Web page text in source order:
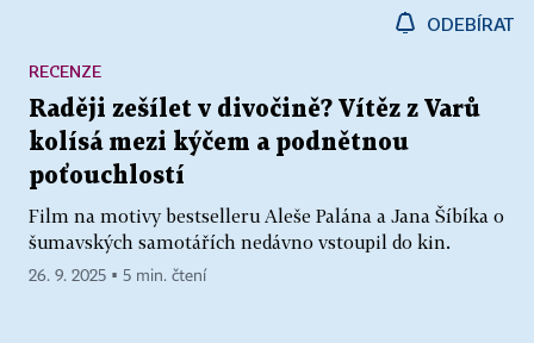
ODEBÍRAT
Raději zešílet v divočině? Vítěz z Varů
kolísá mezi kýčem a podnětnou
poťouchlostí
Film na motivy bestselleru Aleše Palána a Jana Šíbíka o
šumavských samotářích nedávno vstoupil do kin.
RECENZE
26. 9. 2025 ▪ 5 min. čtení